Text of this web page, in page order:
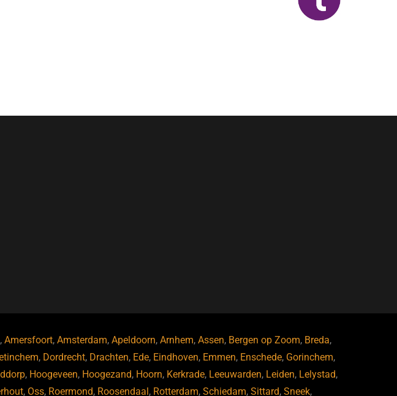
, Amersfoort, Amsterdam, Apeldoorn, Arnhem, Assen, Bergen op Zoom, Breda,
, Dordrecht, Drachten, Ede, Eindhoven, Emmen, Enschede, Gorinchem,
, Hoogeveen, Hoogezand, Hoorn, Kerkrade, Leeuwarden, Leiden, Lelystad,
, Oss, Roermond, Roosendaal , Rotterdam, Schiedam, Sittard, Sneek,